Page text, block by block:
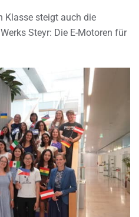
Klasse steigt auch die
Steyr: Die E-Motoren für